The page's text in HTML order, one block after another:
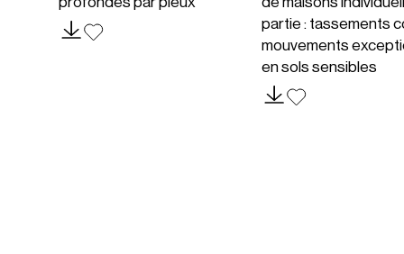
partie : tassements
mouvements
en sols sensibles